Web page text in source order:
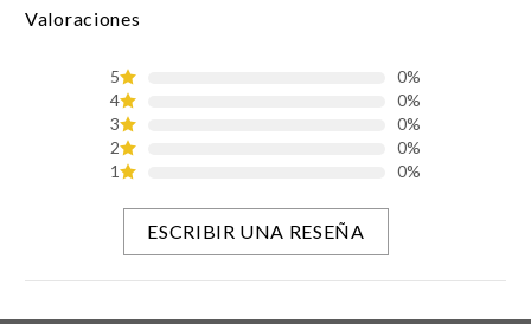
Valoraciones
5
0%
4
0%
3
0%
2
0%
1
0%
ESCRIBIR UNA RESEÑA